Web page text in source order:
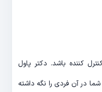
کننده باشد. دکتر پاول
در آن فردی را نگه داشته